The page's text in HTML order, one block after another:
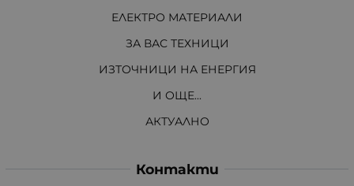
ЕЛЕКТРО МАТЕРИАЛИ
ЗА ВАС ТЕХНИЦИ
ИЗТОЧНИЦИ НА ЕНЕРГИЯ
И ОЩЕ...
АКТУАЛНО
Контакти